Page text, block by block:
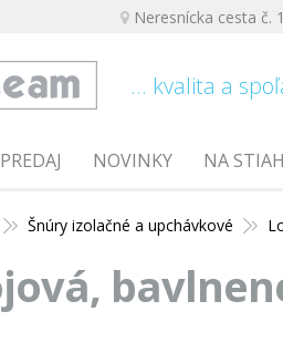
... kvalita a
Neresnícka cesta č.
NOVINKY NA
Šnúry izolačné a upchávkové